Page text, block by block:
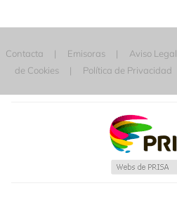
Contacta Emisoras Aviso Legal
de Cookies
Política de Privacidad